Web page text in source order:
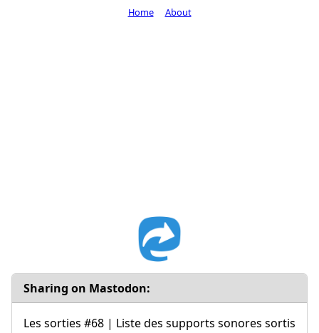
Sharing on Mastodon:
Les sorties #68 | Liste des supports sonores sortis
Home About